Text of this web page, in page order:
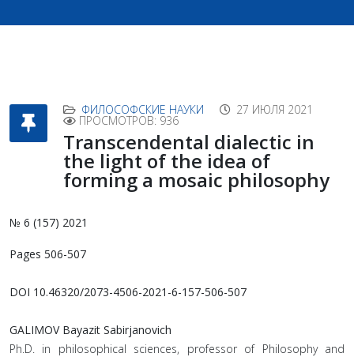
ФИЛОСОФСКИЕ НАУКИ 27 ИЮЛЯ 2021
ПРОСМОТРОВ: 936
Transcendental dialectic in
the light of the idea of
forming a mosaic philosophy
№ 6 (157) 2021
Pages 506-507
DOI 10.46320/2073-4506-2021-6-157-506-507
GALIMOV Bayazit Sabirjanovich
Ph.D. in philosophical sciences, professor of Philosophy and